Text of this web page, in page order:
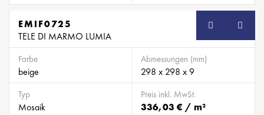
SB
EMIF0725
TELE DI MARMO LUMIA
Farbe
beige
Abmessungen (mm)
298 x 298 x 9
Typ
Mosaik
Preis inkl. MwSt.
336,03 € / m²